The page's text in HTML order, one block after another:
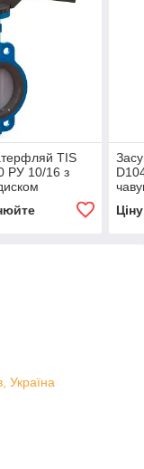
TIS
РУ 10/16 з
Україна